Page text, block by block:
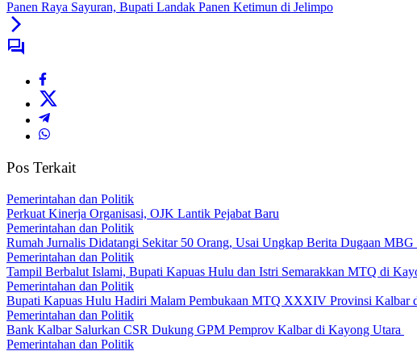
Panen Raya Sayuran, Bupati Landak Panen Ketimun di Jelimpo
Pos Terkait
Pemerintahan dan Politik
Perkuat Kinerja Organisasi, OJK Lantik Pejabat Baru
Pemerintahan dan Politik
Rumah Jurnalis Didatangi Sekitar 50 Orang, Usai Ungkap Berita Dugaan MBG
Pemerintahan dan Politik
Tampil Berbalut Islami, Bupati Kapuas Hulu dan Istri Semarakkan MTQ di
Pemerintahan dan Politik
Bupati Kapuas Hulu Hadiri Malam Pembukaan MTQ XXXIV Provinsi Kalbar
Pemerintahan dan Politik
Bank Kalbar Salurkan CSR Dukung GPM Pemprov Kalbar di Kayong Utara
Pemerintahan dan Politik